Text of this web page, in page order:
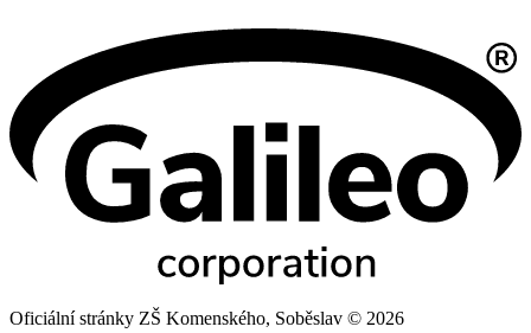
Oficiální stránky ZŠ Komenského, Soběslav © 2026